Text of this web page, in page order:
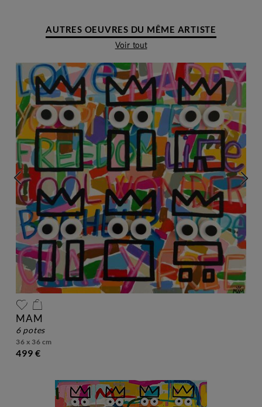
AUTRES OEUVRES DU MÊME ARTISTE
Voir tout
MAM
6 potes
36 x 36 cm
499 €